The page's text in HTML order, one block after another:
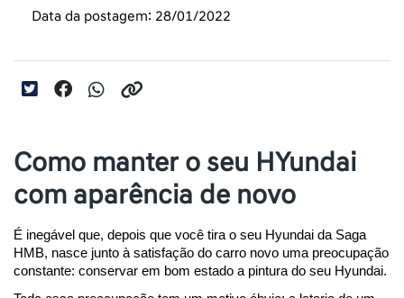
Data da postagem: 28/01/2022
Como manter o seu HYundai
com aparência de novo
É inegável que, depois que você tira o seu Hyundai da Saga
HMB, nasce junto à satisfação do carro novo uma preocupação
constante: conservar em bom estado a pintura do seu Hyundai.